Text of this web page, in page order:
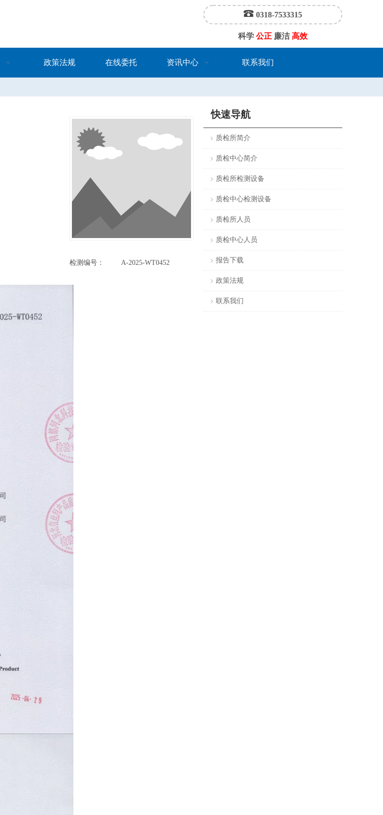
0318-7533315
科学 公正 廉洁高效
政策法规 在线委托 资讯中心 联系我们
检测编号： A-2025-WT0452
快速导航
质检所简介
质检中心简介
质检所检测设备
质检中心检测设备
质检所人员
质检中心人员
报告下载
政策法规
联系我们